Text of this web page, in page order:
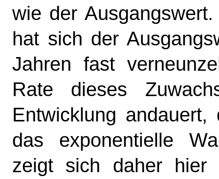
wie der
hat sich der
Jahren fast
Rate dieses
Entwicklung
das exponentielle
zeigt sich daher hier